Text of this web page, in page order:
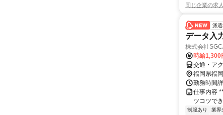
同じ企業の求人
派
データ入
株式会社
時給1,300
交通・ア
福岡県福
勤務時間
仕事内容
ツコツで
制服あり 業界